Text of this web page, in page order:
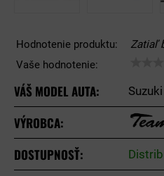
Hodnotenie produktu:
Zatiaľ
Vaše hodnotenie:
VÁŠ MODEL AUTA:
VÝROBCA:
DOSTUPNOSŤ: